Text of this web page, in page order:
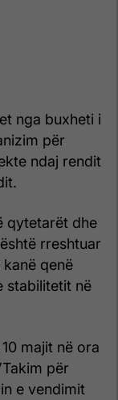
nga buxheti i
për
ndaj rendit
qytetarët dhe
rreshtuar
qenë
stabilitetit në
majit në ora
për
e vendimit